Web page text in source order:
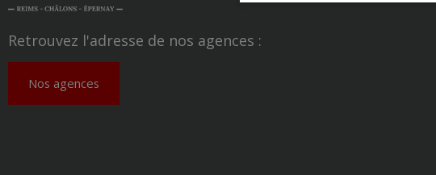
Retrouvez l'adresse de nos agences :
Nos agences